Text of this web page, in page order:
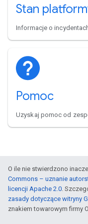
Stan
Informacje o
Pomoc
Uzyskaj pomoc od
O ile nie stwierdzono
Commons – uznanie
licencji Apache 2.0.
zasady dotyczące witryny
znakiem towarowym firmy